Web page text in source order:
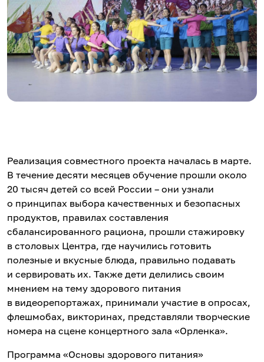
Реализация совместного проекта началась в марте.
В течение десяти месяцев обучение прошли около
20 тысяч детей со всей России – они узнали
о принципах выбора качественных и безопасных
продуктов, правилах составления
сбалансированного рациона, прошли стажировку
в столовых Центра, где научились готовить
полезные и вкусные блюда, правильно подавать
и сервировать их. Также дети делились своим
мнением на тему здорового питания
в видеорепортажах, принимали участие в опросах,
флешмобах, викторинах, представляли творческие
номера на сцене концертного зала «Орленка».
Программа «Основы здорового питания»